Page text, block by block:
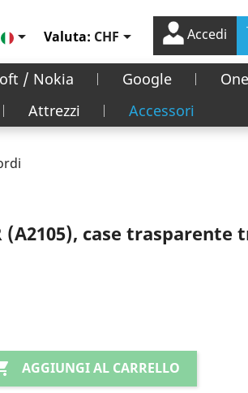
 Valuta: CHF Accedi
/ Nokia Google
Attrezzi Accessori
(A2105), case trasparente
AGGIUNGI AL CARRELLO